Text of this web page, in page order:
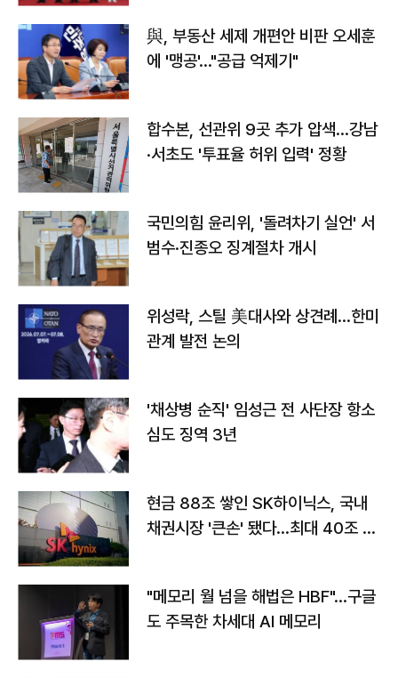
與, 부동산 세제 개편안 비판 오세훈
에 '맹공'…"공급 억제기"
합수본, 선관위 9곳 추가 압색…강남
·서초도 '투표율 허위 입력' 정황
국민의힘 윤리위, '돌려차기 실언' 서
범수·진종오 징계절차 개시
위성락, 스틸 美대사와 상견례…한미
관계 발전 논의
'채상병 순직' 임성근 전 사단장 항소
심도 징역 3년
현금 88조 쌓인 SK하이닉스, 국내
채권시장 '큰손' 됐다…최대 40조 투
"메모리 월 넘을 해법은 HBF"…구글
도 주목한 차세대 AI 메모리